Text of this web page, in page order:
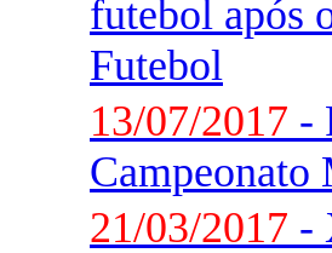
futebol após
Futebol
13/07/2017 -
21/03/2017 -